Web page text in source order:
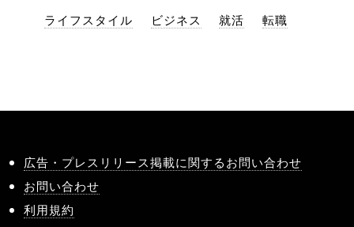
ライフスタイル ビジネス 就活 転職
広告・プレスリリース掲載に関するお問い合わせ
お問い合わせ
利用規約